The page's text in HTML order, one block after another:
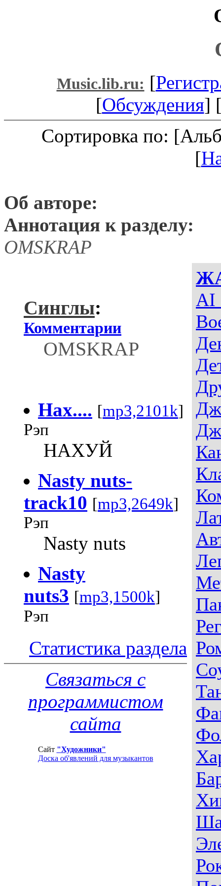
Music.lib.ru: [
[Обсуждения]
Сортировка по:
[
Об авторе:
Аннотация к разделу:
OMSKRAP
AI
Синглы:
Комментарии
OMSKRAP
Нах.... [mp3,2101k]
Рэп
НАХУЙ
Nasty nuts-
track10 [mp3,2649k]
Рэп
Nasty nuts
Nasty
nuts3 [mp3,1500k]
Рэп
Статистика раздела
Связаться с
программистом
сайта
Сайт "Художники"
Доска об'явлений для музыкантов